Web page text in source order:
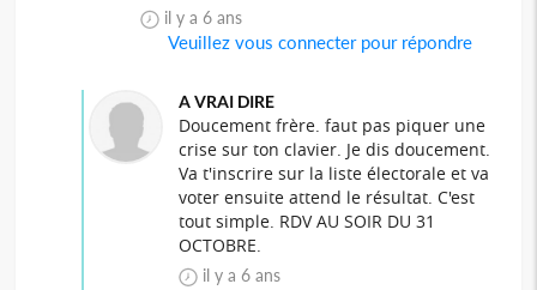
il y a 6 ans
Veuillez vous connecter pour répondre
A VRAI DIRE
Doucement frère. faut pas piquer une
crise sur ton clavier. Je dis doucement.
Va t'inscrire sur la liste électorale et va
voter ensuite attend le résultat. C'est
tout simple. RDV AU SOIR DU 31
OCTOBRE.
il y a 6 ans